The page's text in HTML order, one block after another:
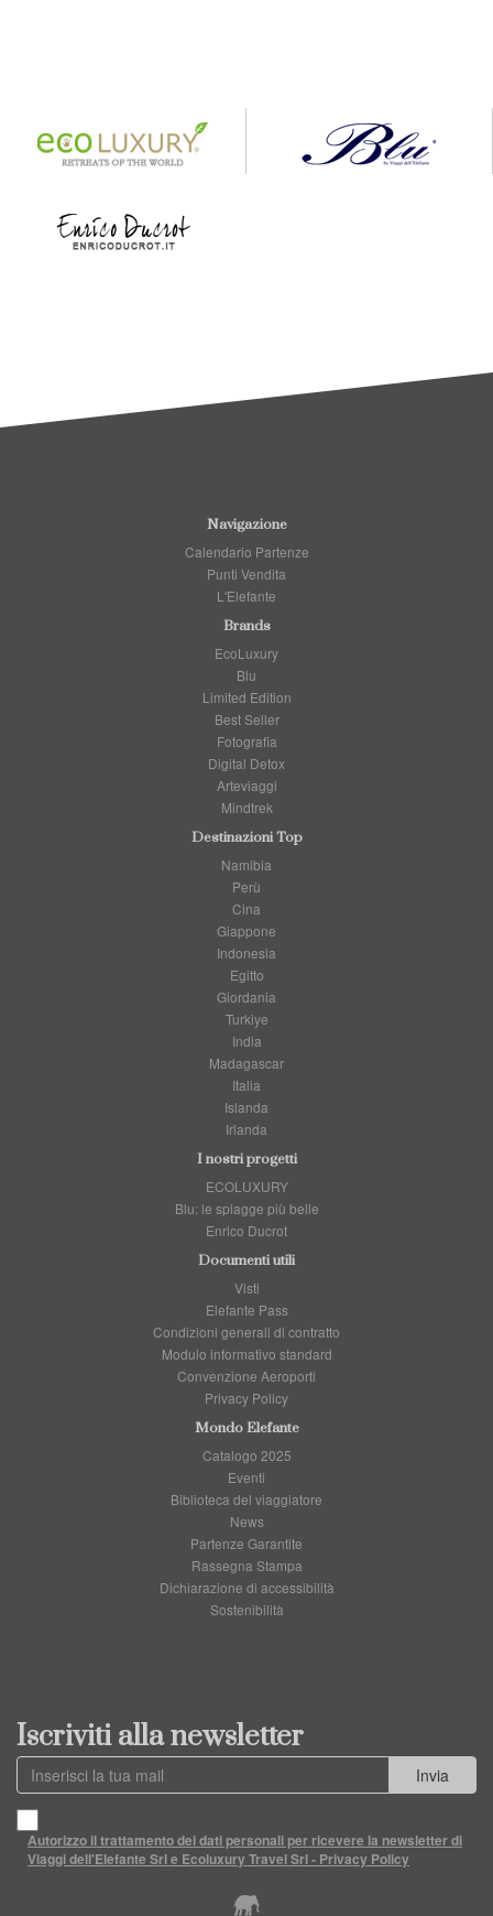
Navigazione
Calendario Partenze
Punti Vendita
L'Elefante
Brands
EcoLuxury
Blu
Limited Edition
Best Seller
Fotografia
Digital Detox
Arteviaggi
Mindtrek
Destinazioni Top
Namibia
Perù
Cina
Giappone
Indonesia
Egitto
Giordania
Turkiye
India
Madagascar
Italia
Islanda
Irlanda
I nostri progetti
ECOLUXURY
Blu: le spiagge più belle
Enrico Ducrot
Documenti utili
Visti
Elefante Pass
Condizioni generali di contratto
Modulo informativo standard
Convenzione Aeroporti
Privacy Policy
Mondo Elefante
Catalogo 2025
Eventi
Biblioteca del viaggiatore
News
Partenze Garantite
Rassegna Stampa
Dichiarazione di accessibilità
Sostenibilità
Iscriviti alla newsletter
Invia
Autorizzo il trattamento dei dati personali per ricevere la newsletter di
Viaggi dell'Elefante Srl e Ecoluxury Travel Srl - Privacy Policy